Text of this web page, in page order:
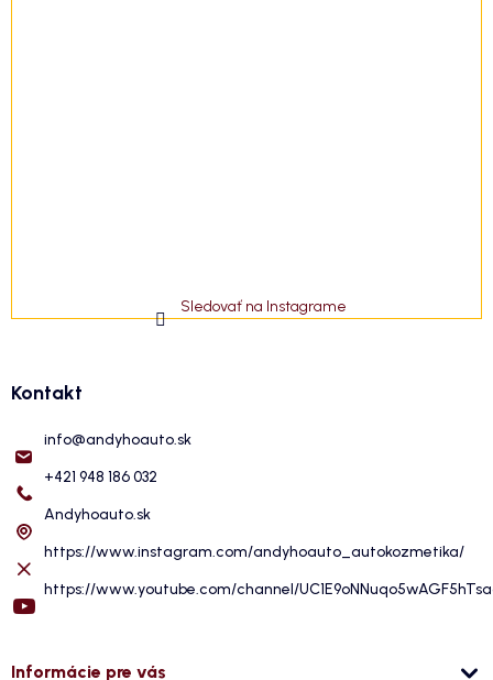
Sledovať na Instagrame
Kontakt
info@andyhoauto.sk
+421 948 186 032
Andyhoauto.sk
https://www.instagram.com/andyhoauto_autokozmetika/
https://www.youtube.com/channel/
Informácie pre vás